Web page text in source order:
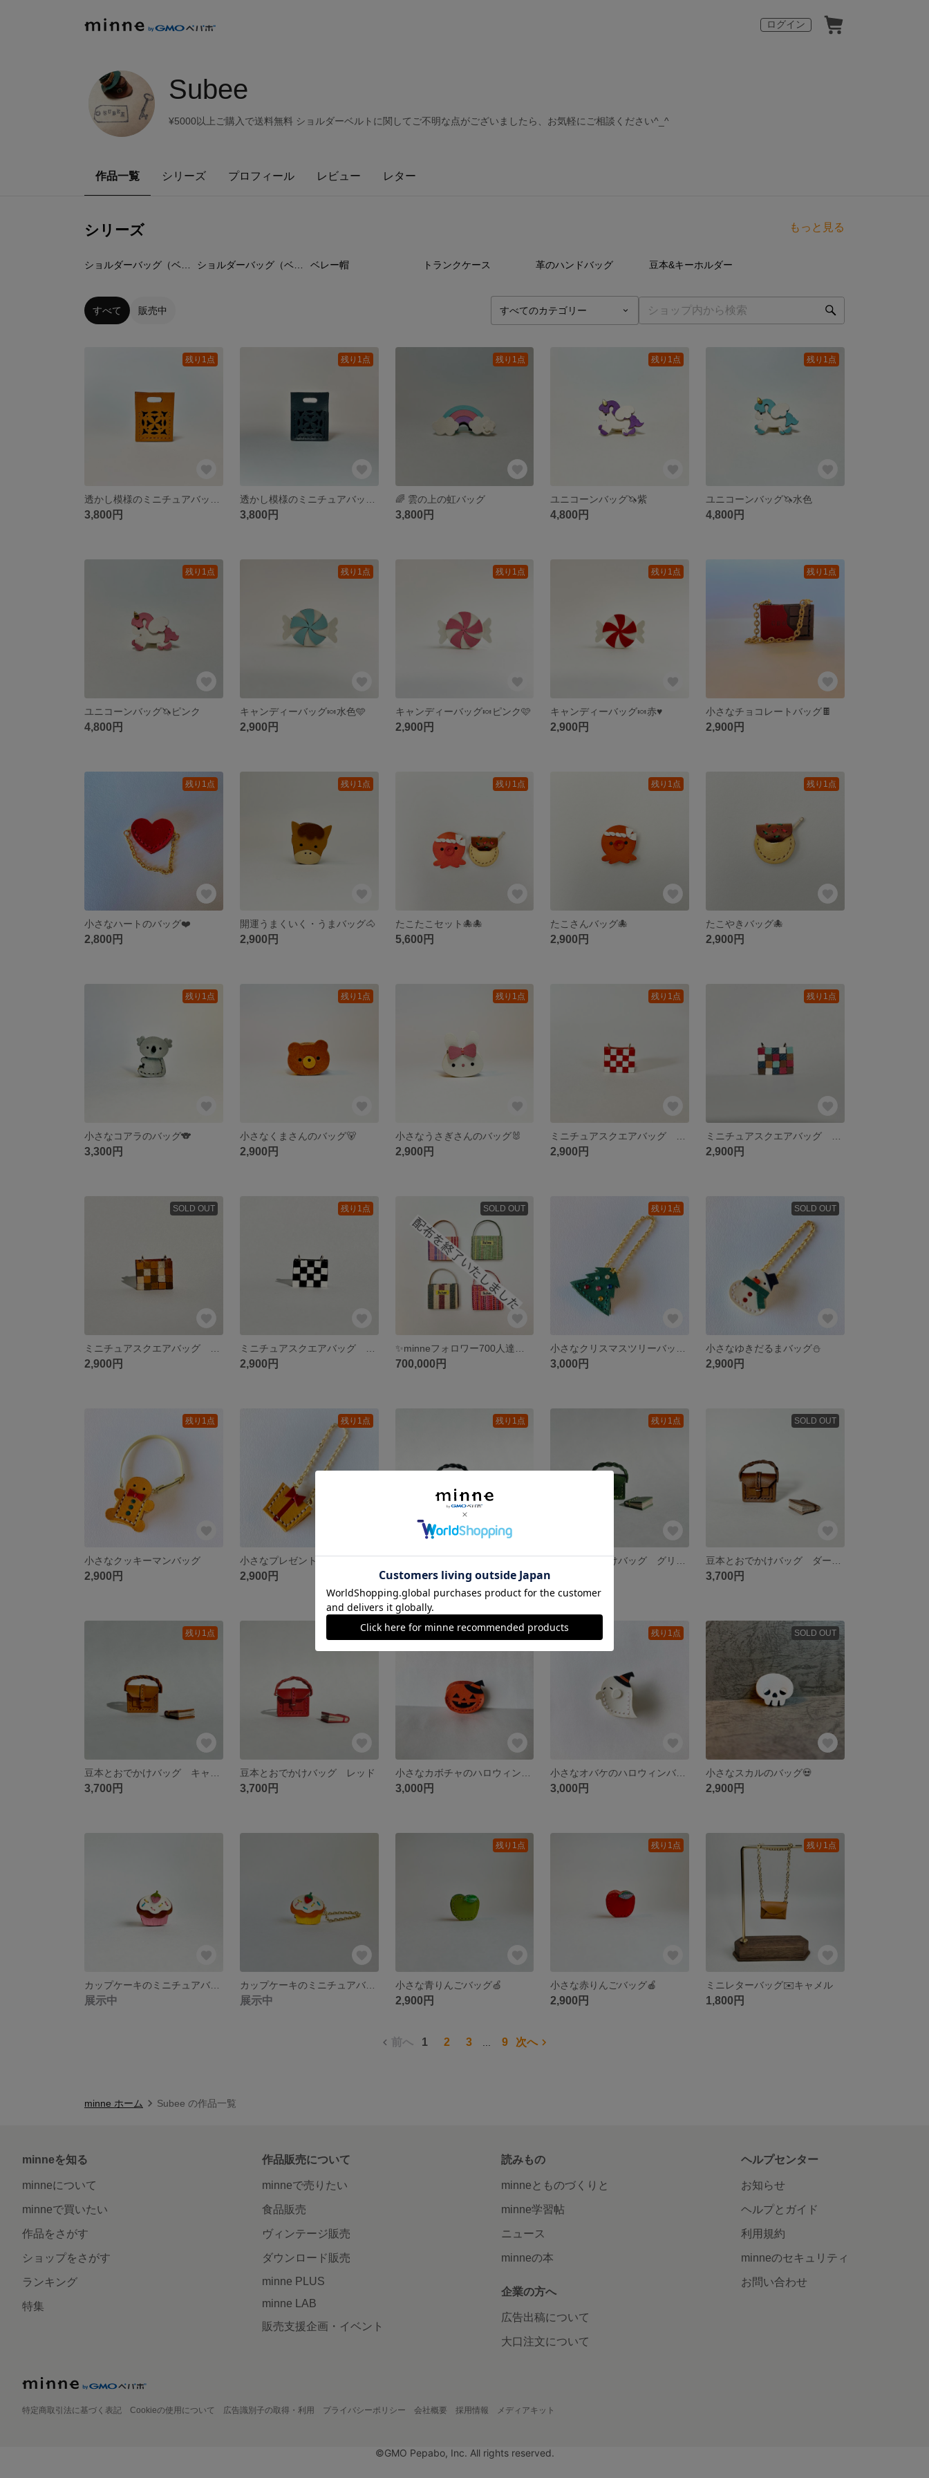
ログイン
Subee
¥5000以上ご購入で送料無料 ショルダーベルトに関してご不明な点がございましたら、お気軽にご相談ください^_^
作品一覧 シリーズ プロフィール レビュー レター
シリーズ もっと見る
ベレー帽 トランクケース 革のハンドバッグ 豆本&キーホルダー
すべて 販売中
残り1点
3,800円
残り1点
3,800円
残り1点
🌈 雲の上の虹バッグ
3,800円
残り1点
ユニコーンバッグ🦄紫
4,800円
残り1点
ユニコーンバッグ🦄水色
4,800円
残り1点
ユニコーンバッグ🦄ピンク
4,800円
残り1点
キャンディーバッグ🍬水色🩵
2,900円
残り1点
キャンディーバッグ🍬ピンク🩷
2,900円
残り1点
キャンディーバッグ🍬赤♥️
2,900円
残り1点
小さなチョコレートバッグ🍫
2,900円
残り1点
小さなハートのバッグ❤️
2,800円
残り1点
開運うまくいく・うまバッグ🐴
2,900円
残り1点
たこたこセット🐙🐙
5,600円
残り1点
たこさんバッグ🐙
2,900円
残り1点
たこやきバッグ🐙
2,900円
残り1点
小さなコアラのバッグ🐨
3,300円
残り1点
小さなくまさんのバッグ🐻
2,900円
残り1点
小さなうさぎさんのバッグ🐰
2,900円
残り1点
2,900円
残り1点
2,900円
SOLD OUT
2,900円
残り1点
2,900円
SOLD OUT
700,000円
残り1点
3,000円
SOLD OUT
小さなゆきだるまバッグ⛄️
2,900円
残り1点
小さなクッキーマンバッグ
2,900円
残り1点
小さなプレゼントBOXバッグ🎁
2,900円
残り1点
3,700円
残り1点 SOLD OUT
3,700円
残り1点
3,700円
残り1点
豆本とおでかけバッグ レッド
3,700円
残り1点
3,000円
残り1点
3,000円
SOLD OUT
小さなスカルのバッグ💀
2,900円
展示中
カップケーキのミニチュアバッグ🧁黄色
展示中
残り1点
小さな青りんごバッグ🍏
2,900円
残り1点
小さな赤りんごバッグ🍎
2,900円
残り1点
ミニレターバッグ✉️キャメル
1,800円
前へ 1 2 3 9 次へ
minne ホーム Subee の作品一覧
minneを知る
minneについて
minneで買いたい
作品をさがす
ショップをさがす
ランキング
特集
作品販売について
minneで売りたい
食品販売
ヴィンテージ販売
ダウンロード販売
minne PLUS
minne LAB
販売支援企画・イベント
読みもの
minneとものづくりと
minne学習帖
ニュース
minneの本
企業の方へ
広告出稿について
大口注文について
ヘルプセンター
お知らせ
ヘルプとガイド
利用規約
minneのセキュリティ
お問い合わせ
特定商取引法に基づく表記 Cookieの使用について 広告識別子の取得・利用 プライバシーポリシー 会社概要 採用情報 メディアキット
©GMO Pepabo, Inc. All rights reserved.